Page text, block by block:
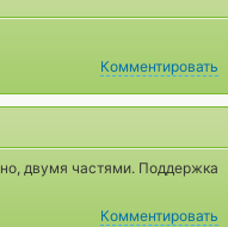
Комментировать
двумя частями. Поддержка
Комментировать